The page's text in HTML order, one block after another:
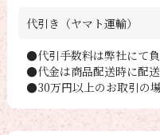
代引き（ヤマト運輸）
●代引手数料は弊社にて負
●代金は商品配送時に配送
●30万円以上のお取引の